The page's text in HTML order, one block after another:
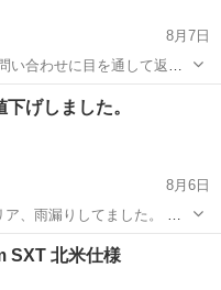
8月7日
い合わせに目を通して返信
わせください😊 ◆出品
車両
げしました。
8月6日
、雨漏りしてました。 さ
レストア
SXT 北米仕様